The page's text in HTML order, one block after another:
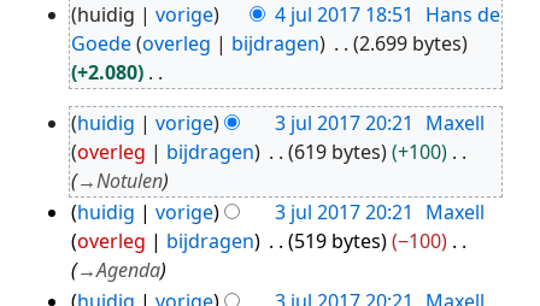
4
jul
2017
huidig vorige 4 jul 2017 18:51
Hans de
Goede overleg bijdragen
2.699 bytes
+2.080
G
e
e
n
b
e
w
3
jul
2017
huidig vorige 3 jul 2017 20:21
Maxell
overleg
bijdragen 619 bytes
+100
→Notulen
huidig
vorige 3 jul 2017 20:21
Maxell
overleg
bijdragen 519 bytes
−100
→Agenda